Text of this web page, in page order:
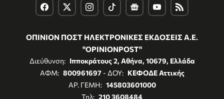
ΟΠΙΝΙΟΝ ΠΟΣΤ ΗΛΕΚΤΡΟΝΙΚΕΣ ΕΚΔΟΣΕΙΣ Α.Ε.
"OPINIONPOST"
Διεύθυνση: Ιπποκράτους 2, Αθήνα, 10679, Ελλάδα
ΑΦΜ: 800961697- ΔΟΥ: ΚΕΦΟΔΕ Αττικής
ΑΡ. ΓΕΜΗ: 145803601000
Τηλ: 210 3608484